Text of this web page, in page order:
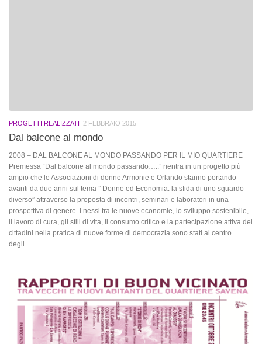
PROGETTI REALIZZATI 2 FEBBRAIO 2015
Dal balcone al mondo
2008 – DAL BALCONE AL MONDO PASSANDO PER IL MIO QUARTIERE
Premessa “Dal balcone al mondo passando…..” rientra in un progetto più
ampio che le Associazioni di donne Armonie e Orlando stanno portando
avanti da due anni sul tema ” Donne ed Economia: la sfida di uno sguardo
diverso” attraverso la proposta di incontri, seminari e laboratori in una
prospettiva di genere. I nessi tra le nuove economie, lo sviluppo sostenibile,
il lavoro di cura, gli stili di vita, il consumo critico e la partecipazione attiva dei
cittadini nella pratica di nuove forme di democrazia sono stati al centro
degli...